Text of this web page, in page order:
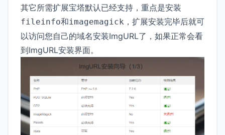
其它所需扩展宝塔默认已经支持，重点是安装
fileinfo和imagemagick ，扩展安装完毕后就可
以访问您自己的域名安装ImgURL了，如果正常会看
到ImgURL安装界面。